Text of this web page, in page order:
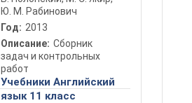
Ю. М. Рабинович
Год: 2013
Описание: Сборник
задач и контрольных
работ
Учебники Английский
язык 11 класс